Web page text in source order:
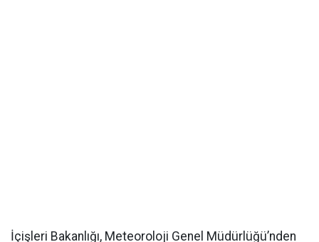
İçişleri Bakanlığı, Meteoroloji Genel Müdürlüğü’nden